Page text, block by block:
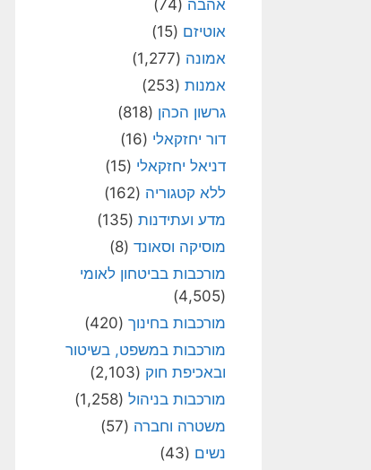
אהבה (74)
אוטיזם (15)
אמונה (1,277)
אמנות (253)
גרשון הכהן (818)
דור יחזקאלי (16)
דניאל יחזקאלי (15)
ללא קטגוריה (162)
מדע ועתידנות (135)
מוסיקה וסאונד (8)
מורכבות בביטחון לאומי
(4,505)
מורכבות בחינוך (420)
מורכבות במשפט, בשיטור
ובאכיפת חוק (2,103)
מורכבות בניהול (1,258)
משטרה וחברה (57)
נשים (43)